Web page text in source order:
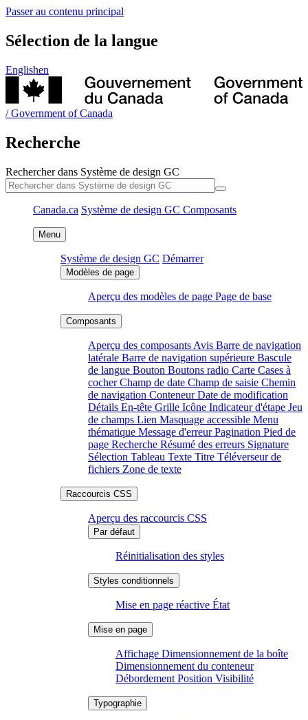
Système de design GC Composants
Système de design GC Démarrer
Aperçu des modèles de page Page de base
Aperçu des composants Avis Barre de navigation
latérale Barre de navigation supérieure Bascule
de langue Bouton Boutons radio Carte Cases à
cocherChamp de date Champ de saisie Chemin
de navigation ConteneurDate de modification
Détails En-tête Grille Icône Indicateur d'étape Jeu
de champs Lien Masquage accessible Menu
thématique Message d'erreurPagination Pied de
page Recherche Résumé des erreurs Signature
Sélection Tableau Texte Titre Téléverseur de
fichiers Zone de texte
Aperçu des raccourcis CSS
Réinitialisation des styles
Mise en page réactive État
Affichage Dimensionnement de la boîte
Dimensionnement du conteneur
Débordement Position Visibilité